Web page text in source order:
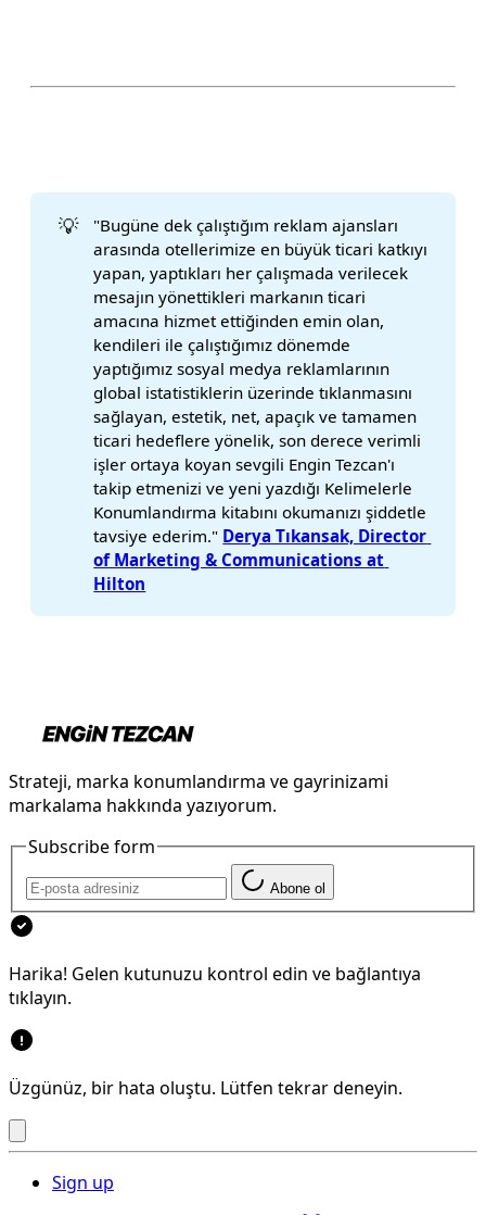
💡
"Bugüne dek çalıştığım reklam ajansları
arasında otellerimize en büyük ticari katkıyı
yapan, yaptıkları her çalışmada verilecek
mesajın yönettikleri markanın ticari
amacına hizmet ettiğinden emin olan,
kendileri ile çalıştığımız dönemde
yaptığımız sosyal medya reklamlarının
global istatistiklerin üzerinde tıklanmasını
sağlayan, estetik, net, apaçık ve tamamen
ticari hedeflere yönelik, son derece verimli
işler ortaya koyan sevgili Engin Tezcan'ı
takip etmenizi ve yeni yazdığı Kelimelerle
Konumlandırma kitabını okumanızı şiddetle
tavsiye ederim." Derya Tıkansak, Director
of Marketing & Communications at
Hilton
Strateji, marka konumlandırma ve gayrinizami
markalama hakkında yazıyorum.
Subscribe form
Abone ol
Harika! Gelen kutunuzu kontrol edin ve bağlantıya
tıklayın.
Üzgünüz, bir hata oluştu. Lütfen tekrar deneyin.
Sign up